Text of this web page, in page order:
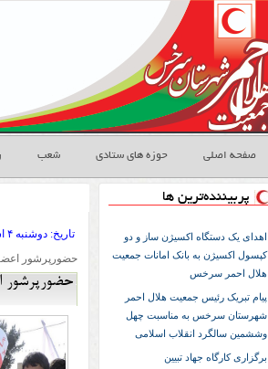
صفحه اصلی حوزه های ستادی شعب
پربیننده‌ترین ها
اهدای یک دستگاه اکسیژن ساز و دو
کپسول اکسیژن به بانک امانات جمعیت
هلال احمر سرخس
پیام تبریک رئیس جمعیت هلال احمر
شهرستان سرخس به مناسبت چهل
وششمین سالگرد انقلاب اسلامی
برگزاری کارگاه جهاد تبیین
تاريخ: ۱۳۹۳ دوشنبه ۴ اسفند
حضورپرشور اعضاء
حضورپرشور